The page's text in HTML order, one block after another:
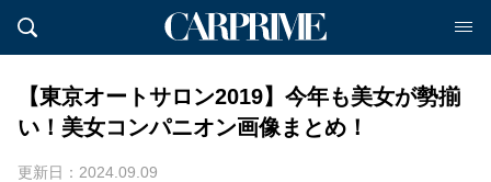
【東京オートサロン2019】今年も美女が勢揃
い！美女コンパニオン画像まとめ！
更新日：2024.09.09